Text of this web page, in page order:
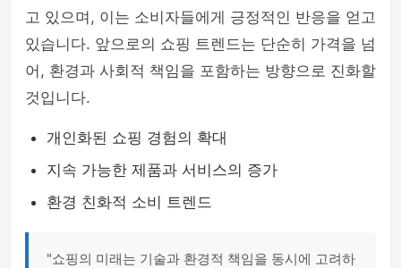
고 있으며, 이는 소비자들에게 긍정적인 반응을 얻고
있습니다. 앞으로의 쇼핑 트렌드는 단순히 가격을 넘
어, 환경과 사회적 책임을 포함하는 방향으로 진화할
것입니다.
개인화된 쇼핑 경험의 확대
지속 가능한 제품과 서비스의 증가
환경 친화적 소비 트렌드
"쇼핑의 미래는 기술과 환경적 책임을 동시에 고려하